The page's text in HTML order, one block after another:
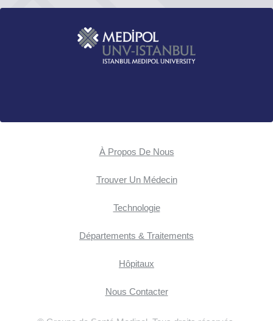
À Propos De Nous
Trouver Un Médecin
Technologie
Départements & Traitements
Hôpitaux
Nous Contacter